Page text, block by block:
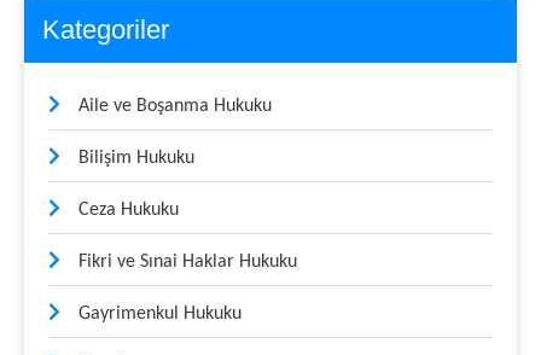
Kategoriler
Aile ve Boşanma Hukuku
Bilişim Hukuku
Ceza Hukuku
Fikri ve Sınai Haklar Hukuku
Gayrimenkul Hukuku